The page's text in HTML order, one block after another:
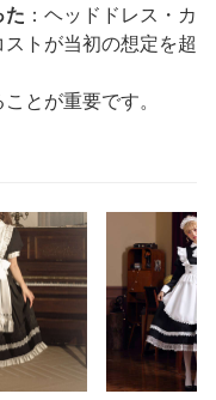
た ：ヘッドドレス・カ
トが当初の想定を超
とが重要です。